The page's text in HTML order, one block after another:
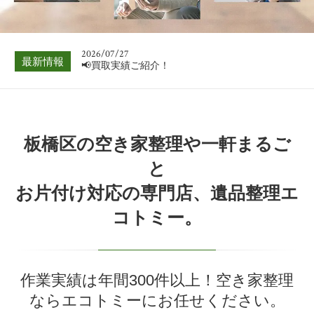
最新情報
2026/08/03
📢買取実績ご紹介！
2026/07/27
📢買取実績ご紹介！
2026/07/13
📢買取実績ご紹介！
2026/07/06
📢買取実績ご紹介！
2026/08/03
板橋区の空き家整理や一軒まるご
と
お片付け対応の専門店、遺品整理エ
コトミー。
作業実績は年間300件以上！空き家整理
ならエコトミーにお任せください。